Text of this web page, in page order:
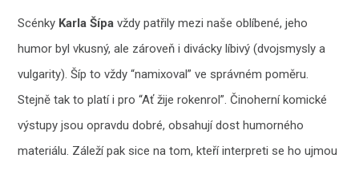
Scénky Karla Šípavždy patřily mezi naše oblíbené, jeho
humor byl vkusný, ale zároveň i divácky líbivý (dvojsmysly a
vulgarity). Šíp to vždy “namixoval” ve správném poměru.
Stejně tak to platí i pro “Ať žije rokenrol”. Činoherní komické
výstupy jsou opravdu dobré, obsahují dost humorného
materiálu. Záleží pak sice na tom, kteří interpreti se ho ujmou